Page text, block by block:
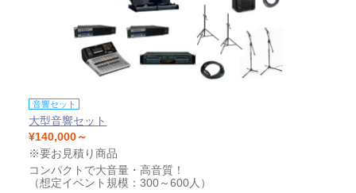
音響セット
大型音響セット
¥140,000～
※要お見積り商品
コンパクトで大音量・高音質！
（想定イベント規模：300～600人）